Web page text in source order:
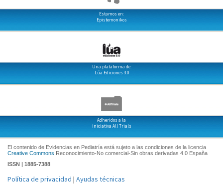
Estamos en:
Epistemonikos
Una plataforma de:
Lúa Ediciones 3.0
Adheridos a la
iniciativa All Trials
El contenido de Evidencias en Pediatría está sujeto a las condiciones de la licencia
Creative Commons Reconocimiento-No comercial-Sin obras derivadas 4.0 España
ISSN | 1885-7388
Política de privacidad | Ayudas técnicas